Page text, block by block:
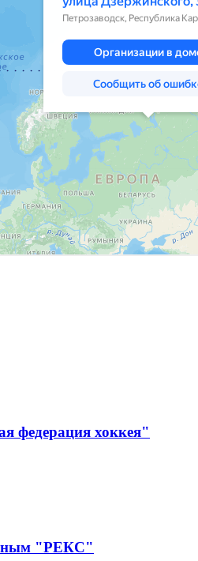
федерация хоккея"
"РЕКС"